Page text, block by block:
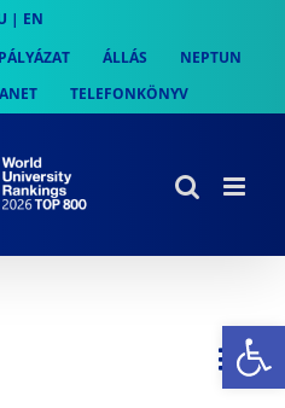
| EN
PÁLYÁZAT ÁLLÁS
NEPTUN
TELEFONKÖNYV
Nap